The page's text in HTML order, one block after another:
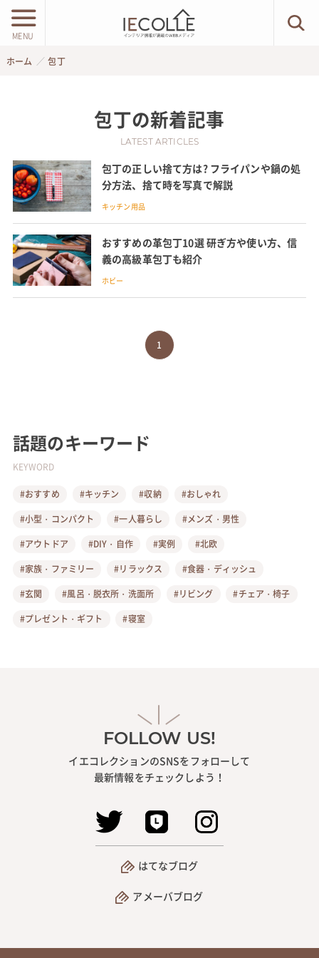
MENU
ホーム 包丁
包丁の新着記事
LATEST ARTICLES
包丁の正しい捨て方は? フライパンや鍋の処
分方法、捨て時を写真で解説
キッチン用品
おすすめの革包丁10選 研ぎ方や使い方、信
義の高級革包丁も紹介
ホビー
1
話題のキーワード
KEYWORD
#おすすめ #キッチン #収納
#おしゃれ
#小型・コンパクト
#一人暮らし
#メンズ・男性
#アウトドア
#DIY・自作 #実例
#北欧
#家族・ファミリー
#リラックス
#食器・ディッシュ
#玄関
#風呂・脱衣所・洗面所 #リビング
#チェア・椅子
#プレゼント・ギフト
#寝室
FOLLOW US!
イエコレクションのSNSをフォローして
最新情報をチェックしよう！
はてなブログ
アメーバブログ